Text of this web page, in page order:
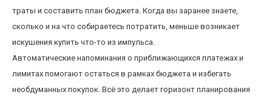
траты и составить план бюджета. Когда вы заранее знаете,
сколько и на что собираетесь потратить, меньше возникает
искушения купить что-то из импульса.
Автоматические напоминания о приближающихся платежах и
лимитах помогают остаться в рамках бюджета и избегать
необдуманных покупок. Всё это делает горизонт планирования